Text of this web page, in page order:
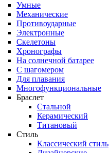
Умные
Механические
Противоударные
Электронные
Скелетоны
Хронографы
На солнечной батарее
С шагомером
Для плавания
Многофункциональные
Браслет
Стальной
Керамический
Титановый
Стиль
Классический стиль